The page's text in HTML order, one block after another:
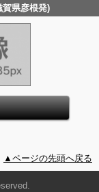
県彦根発)
▲ページの先頭へ戻る